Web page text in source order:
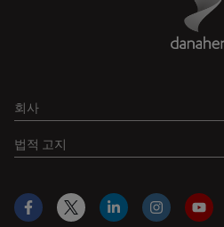
회사
법적 고지
Facebook
X LinkedInInstagram